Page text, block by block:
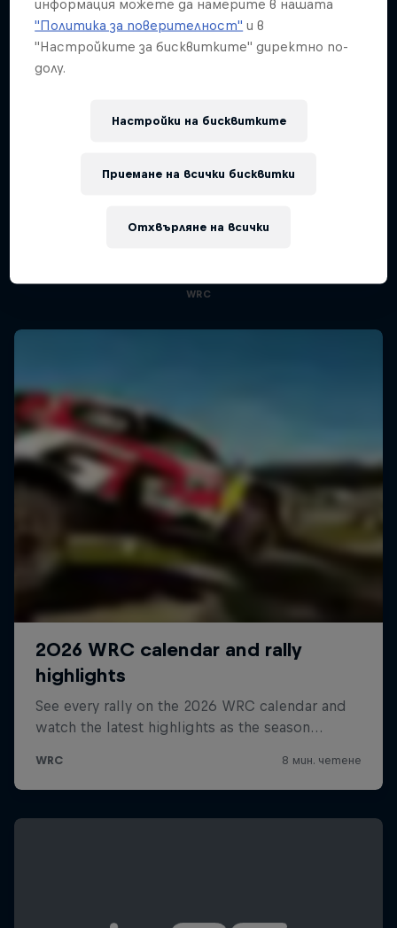
All-access WRC show
WRC
информация можете да намерите в нашата
"Политика за поверителност" и в
"Настройките за бисквитките" директно по-
долу.
Настройки на бисквитките
Отхвърляне на всички
Приемане на всички бисквитки